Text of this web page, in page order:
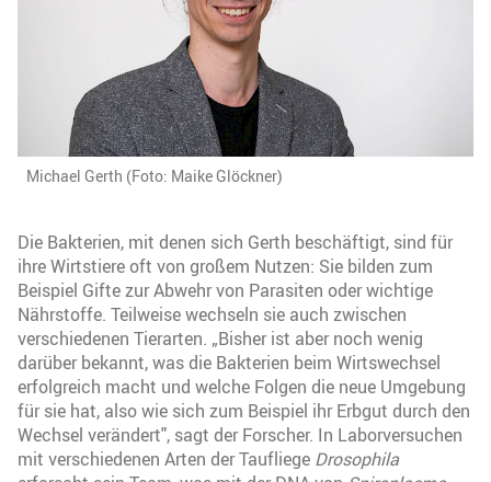
Michael Gerth (Foto: Maike Glöckner)
Die Bakterien, mit denen sich Gerth beschäftigt, sind für
ihre Wirtstiere oft von großem Nutzen: Sie bilden zum
Beispiel Gifte zur Abwehr von Parasiten oder wichtige
Nährstoffe. Teilweise wechseln sie auch zwischen
verschiedenen Tierarten. „Bisher ist aber noch wenig
darüber bekannt, was die Bakterien beim Wirtswechsel
erfolgreich macht und welche Folgen die neue Umgebung
für sie hat, also wie sich zum Beispiel ihr Erbgut durch den
Wechsel verändert", sagt der Forscher. In Laborversuchen
mit verschiedenen Arten der Taufliege Drosophila